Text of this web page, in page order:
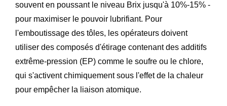
souvent en poussant le niveau Brix jusqu'à 10%-15% -
pour maximiser le pouvoir lubrifiant. Pour
l'emboutissage des tôles, les opérateurs doivent
utiliser des composés d'étirage contenant des additifs
extrême-pression (EP) comme le soufre ou le chlore,
qui s'activent chimiquement sous l'effet de la chaleur
pour empêcher la liaison atomique.